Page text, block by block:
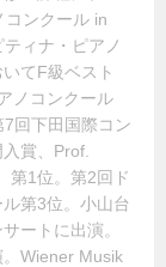
コンクール in
ィナ・ピアノ
てF級ベスト
ノコンクール
回下田国際コン
賞、Prof.
第1位。第2回ド
第3位。小山台
ートに出演。
Wiener Musik